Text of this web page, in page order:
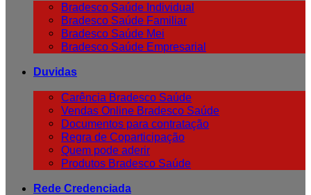
Bradesco Saúde Individual
Bradesco Saúde Familiar
Bradesco Saúde Mei
Bradesco Saúde Empresarial
Duvidas
Carência Bradesco Saúde
Vendas Online Bradesco Saúde
Documentos para contratação
Regra de Coparticipação
Quem pode aderir
Produtos Bradesco Saúde
Rede Credenciada